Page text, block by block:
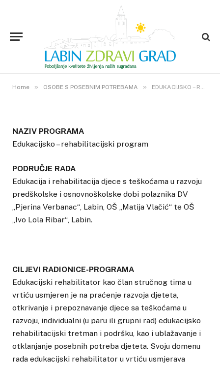
Home » OSOBE S POSEBNIM POTREBAMA » EDUKACIJSKO – REHABILITACIJSKI PROGRAM
EDUKACIJSKO –
REHABILITACIJSKI PROGRAM
3. RUJNA 2018. 14VIEWS
NAZIV PROGRAMA
Edukacijsko – rehabilitacijski program
PODRUČJE RADA
Edukacija i rehabilitacija djece s teškoćama u razvoju
predškolske i osnovnoškolske dobi polaznika DV
„Pjerina Verbanac“, Labin, OŠ „Matija Vlačić“ te OŠ
„Ivo Lola Ribar“, Labin.
CILJEVI RADIONICE-PROGRAMA
Edukacijski rehabilitator kao član stručnog tima u
vrtiću usmjeren je na praćenje razvoja djeteta,
otkrivanje i prepoznavanje djece sa teškoćama u
razvoju, individualni (u paru ili grupni rad) edukacijsko
rehabilitacijski tretman i podršku, kao i ublažavanje i
otklanjanje posebnih potreba djeteta. Svoju domenu
rada edukacijski rehabilitator u vrtiću usmjerava